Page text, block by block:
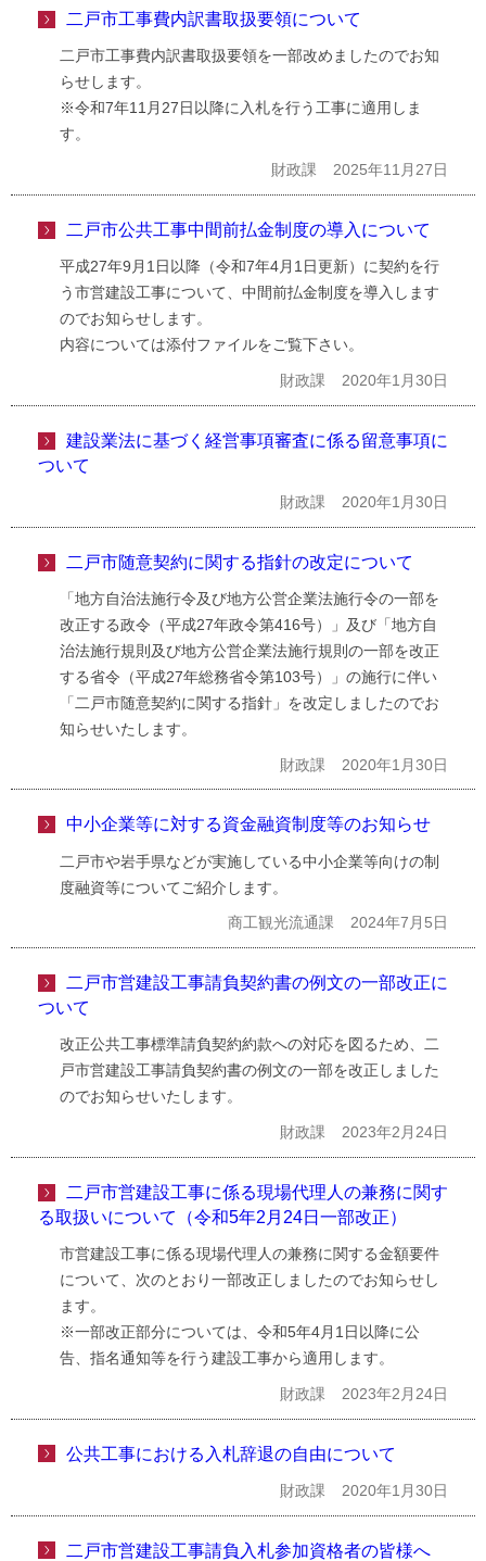
二戸市工事費内訳書取扱要領について
二戸市工事費内訳書取扱要領を一部改めましたのでお知
らせします。
※令和7年11月27日以降に入札を行う工事に適用しま
す。
財政課 2025年11月27日
二戸市公共工事中間前払金制度の導入について
平成27年9月1日以降（令和7年4月1日更新）に契約を行
う市営建設工事について、中間前払金制度を導入します
のでお知らせします。
内容については添付ファイルをご覧下さい。
財政課 2020年1月30日
建設業法に基づく経営事項審査に係る留意事項に
ついて
財政課 2020年1月30日
二戸市随意契約に関する指針の改定について
「地方自治法施行令及び地方公営企業法施行令の一部を
改正する政令（平成27年政令第416号）」及び「地方自
治法施行規則及び地方公営企業法施行規則の一部を改正
する省令（平成27年総務省令第103号）」の施行に伴い
「二戸市随意契約に関する指針」を改定しましたのでお
知らせいたします。
財政課 2020年1月30日
中小企業等に対する資金融資制度等のお知らせ
二戸市や岩手県などが実施している中小企業等向けの制
度融資等についてご紹介します。
商工観光流通課 2024年7月5日
二戸市営建設工事請負契約書の例文の一部改正に
ついて
改正公共工事標準請負契約約款への対応を図るため、二
戸市営建設工事請負契約書の例文の一部を改正しました
のでお知らせいたします。
財政課 2023年2月24日
二戸市営建設工事に係る現場代理人の兼務に関す
る取扱いについて（令和5年2月24日一部改正）
市営建設工事に係る現場代理人の兼務に関する金額要件
について、次のとおり一部改正しましたのでお知らせし
ます。
※一部改正部分については、令和5年4月1日以降に公
告、指名通知等を行う建設工事から適用します。
財政課 2023年2月24日
公共工事における入札辞退の自由について
財政課 2020年1月30日
二戸市営建設工事請負入札参加資格者の皆様へ